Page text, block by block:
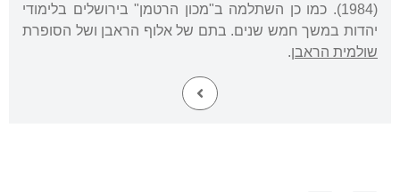
(1984). כמו כן השתלמה ב"מכון הרטמן" בירושלים בלימודי
יהדות במשך חמש שנים. בתם של אלוף הראבן ושל הסופרת
שולמית הראבן.